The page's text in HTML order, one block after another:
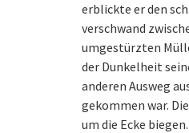
erblickte er den
verschwand
umgestürzten
der Dunkelheit
anderen Ausweg
gekommen war.
um die Ecke